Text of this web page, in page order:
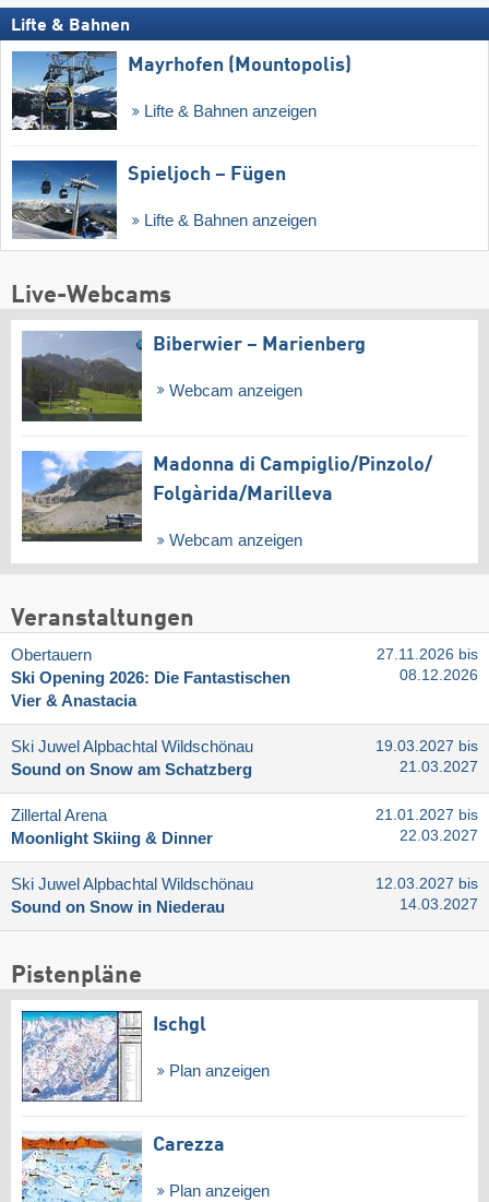
Lifte & Bahnen
Mayrhofen (Mountopolis)
Lifte & Bahnen anzeigen
Spieljoch – Fügen
Lifte & Bahnen anzeigen
Live-Webcams
Biberwier – Marienberg
Webcam anzeigen
Madonna di Campiglio/​Pinzolo/​
Folgàrida/​Marilleva
Webcam anzeigen
Veranstaltungen
Obertauern
Ski Opening 2026: Die Fantastischen
Vier & Anastacia
27.11.2026 bis
08.12.2026
Ski Juwel Alpbachtal Wildschönau
Sound on Snow am Schatzberg
19.03.2027 bis
21.03.2027
Zillertal Arena
Moonlight Skiing & Dinner
21.01.2027 bis
22.03.2027
Ski Juwel Alpbachtal Wildschönau
Sound on Snow in Niederau
12.03.2027 bis
14.03.2027
Pistenpläne
Ischgl
Plan anzeigen
Carezza
Plan anzeigen